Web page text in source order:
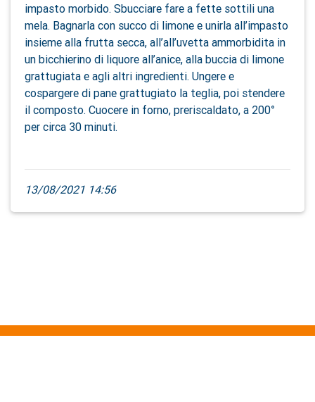
impasto morbido. Sbucciare fare a fette sottili una
mela. Bagnarla con succo di limone e unirla all’impasto
insieme alla frutta secca, all’all’uvetta ammorbidita in
un bicchierino di liquore all’anice, alla buccia di limone
grattugiata e agli altri ingredienti. Ungere e
cospargere di pane grattugiato la teglia, poi stendere
il composto. Cuocere in forno, preriscaldato, a 200°
per circa 30 minuti.
13/08/2021 14:56